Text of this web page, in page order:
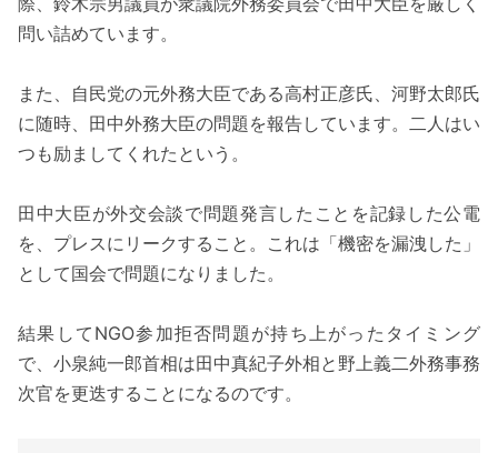
問い詰めています。
また、自民党の元外務大臣である高村正彦氏、河野太郎氏
に随時、田中外務大臣の問題を報告しています。二人はい
つも励ましてくれたという。
田中大臣が外交会談で問題発言したことを記録した公電
を、プレスにリークすること。これは「機密を漏洩した」
として国会で問題になりました。
結果してNGO参加拒否問題が持ち上がったタイミング
で、小泉純一郎首相は田中真紀子外相と野上義二外務事務
次官を更迭することになるのです。